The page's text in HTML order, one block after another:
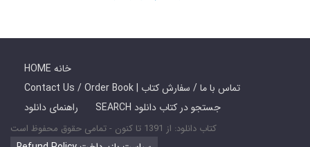
HOME خانه
Contact Us / Order Book | تماس با ما / سفارش کتاب
راهنمای دانلود
SEARCH جستجو در کتاب دانلود
کتاب دانلود: از 1391 تا کنون - تمامی حقوق محفوظ است